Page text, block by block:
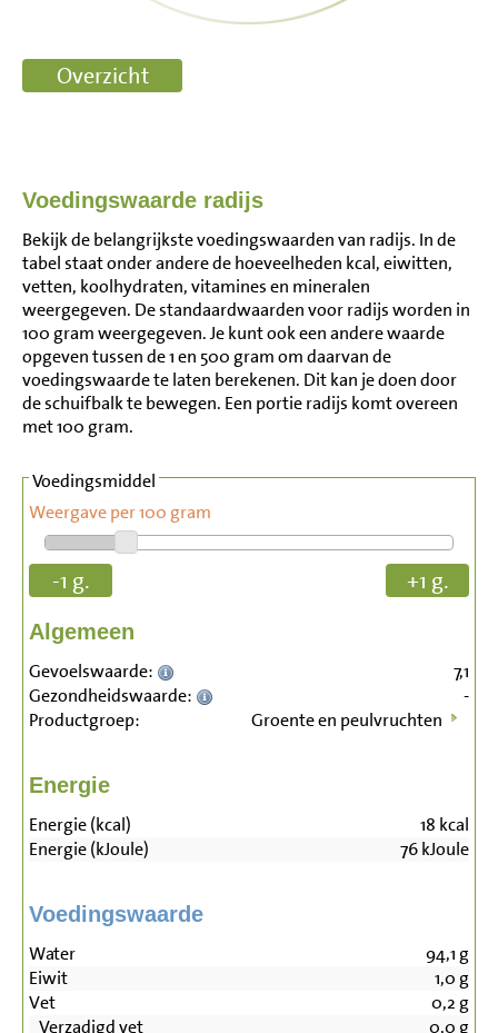
Voedingswaarde radijs
Bekijk de belangrijkste voedingswaarden van radijs. In de
tabel staat onder andere de hoeveelheden kcal, eiwitten,
vetten, koolhydraten, vitamines en mineralen
weergegeven. De standaardwaarden voor radijs worden in
100 gram weergegeven. Je kunt ook een andere waarde
opgeven tussen de 1 en 500 gram om daarvan de
voedingswaarde te laten berekenen. Dit kan je doen door
de schuifbalk te bewegen. Een portie radijs komt overeen
met 100 gram.
Voedingsmiddel
Weergave per 100 gram
-1 g. +1 g.
Algemeen
Gevoelswaarde:
7,1
Gezondheidswaarde:
-
Productgroep:
Groente en peulvruchten
Energie
Energie (kcal) 18 kcal
Energie (kJoule)
76kJoule
Voedingswaarde
Water 94,1 g
Eiwit
1,0 g
Vet
0,2 g
Verzadigd vet
0,0 g